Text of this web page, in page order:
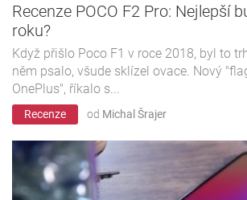
Recenze POCO F2 Pro: Nejlepší
roku?
Když přišlo Poco F1 v roce 2018, byl to
něm psalo, všude sklízel ovace. Nový
OnePlus", říkalo s...
Recenze od Michal Šrajer